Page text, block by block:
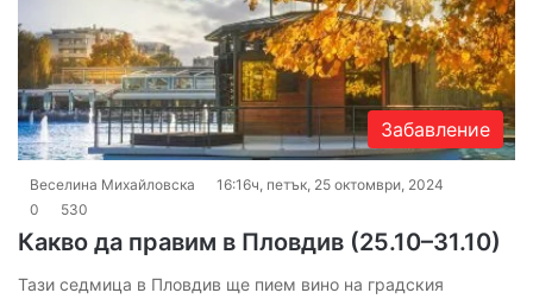
Забавление
Веселина Михайловска
16:16ч, петък, 25 октомври, 2024
0
530
Какво да правим в Пловдив (25.10–31.10)
Тази седмица в Пловдив ще пием вино на градския